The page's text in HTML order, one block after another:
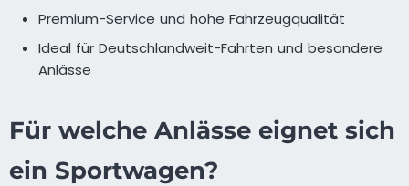
Premium-Service und hohe Fahrzeugqualität
Ideal für Deutschlandweit-Fahrten und besondere
Anlässe
Für welche Anlässe eignet sich
ein Sportwagen?